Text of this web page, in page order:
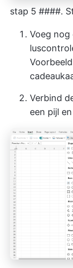
stap 5 ####.
Voeg
Verbind
een pijl